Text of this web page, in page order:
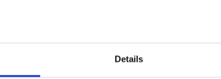
Details
Mobilität